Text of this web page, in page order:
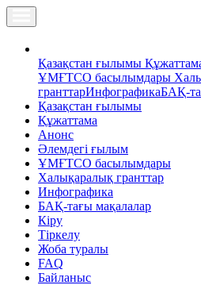
Қазақстан ғылымы
ҰМҒТСО басылымдары
гранттарИнфографикаБАҚ-
Қазақстан ғылымы
Құжаттама
Анонс
Әлемдегі ғылым
ҰМҒТСО басылымдары
Халықаралық гранттар
Инфографика
БАҚ-тағы мақалалар
Кіру
Тіркелу
Жоба туралы
FAQ
Байланыс